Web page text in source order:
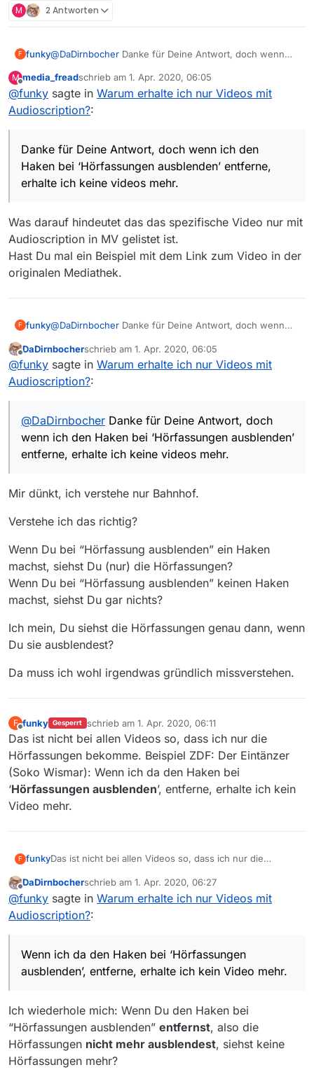
M 2 Antworten
F funky@DaDirnbocher Danke für Deine Antwort, doch wenn
erhalte ich keine videos mehr.
M
Offline
media_freadschrieb am 1. Apr. 2020, 06:05
zuletzt editiert von
@funky sagte in Warum erhalte ich nur Videos mit
Audioscription?:
Danke für Deine Antwort, doch wenn ich den
Haken bei ‘Hörfassungen ausblenden’ entferne,
erhalte ich keine videos mehr.
Was darauf hindeutet das das spezifische Video nur mit
Audioscription in MV gelistet ist.
Hast Du mal ein Beispiel mit dem Link zum Video in der
originalen Mediathek.
F funky@DaDirnbocher Danke für Deine Antwort, doch wenn
erhalte ich keine videos mehr.
Offline
DaDirnbocherschrieb am 1. Apr. 2020, 06:05
zuletzt editiert von
@funky sagte in Warum erhalte ich nur Videos mit
Audioscription?:
@DaDirnbocher Danke für Deine Antwort, doch
wenn ich den Haken bei ‘Hörfassungen ausblenden’
entferne, erhalte ich keine videos mehr.
Mir dünkt, ich verstehe nur Bahnhof.
Verstehe ich das richtig?
Wenn Du bei “Hörfassung ausblenden” ein Haken
machst, siehst Du (nur) die Hörfassungen?
Wenn Du bei “Hörfassung ausblenden” keinen Haken
machst, siehst Du gar nichts?
Ich mein, Du siehst die Hörfassungen genau dann, wenn
Du sie ausblendest?
Da muss ich wohl irgendwas gründlich missverstehen.
F
Offline
funky Gesperrt schrieb am 1. Apr. 2020, 06:11
zuletzt editiert von
Das ist nicht bei allen Videos so, dass ich nur die
Hörfassungen bekomme. Beispiel ZDF: Der Eintänzer
(Soko Wismar): Wenn ich da den Haken bei
‘Hörfassungen ausblenden’, entferne, erhalte ich kein
Video mehr.
F funkyDas ist nicht bei allen Videos so, dass ich nur die
(Soko Wismar): Wenn ich da den Haken bei
Hörfassungen ausblenden’, entferne, erhalte ich kein
Video mehr.
Offline
DaDirnbocherschrieb am 1. Apr. 2020, 06:27
zuletzt editiert von
@funky sagte in Warum erhalte ich nur Videos mit
Audioscription?:
Wenn ich da den Haken bei ‘Hörfassungen
ausblenden’, entferne, erhalte ich kein Video mehr.
Ich wiederhole mich: Wenn Du den Haken bei
“Hörfassungen ausblenden” entfernst, also die
Hörfassungen nicht mehr ausblendest, siehst keine
Hörfassungen mehr?